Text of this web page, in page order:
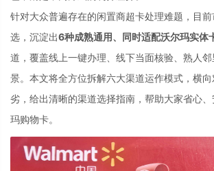
针对大众普遍存在的闲置商超卡处理难题，目
选，沉淀出6种成熟通用、同时适配沃尔玛实体
道，覆盖线上一键办理、线下当面核验、熟人
景。本文将全方位拆解六大渠道运作模式，横
劣，给出清晰的渠道选择指南，帮助大家省心
玛购物卡。